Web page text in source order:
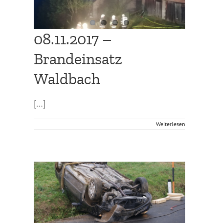
08.11.2017 –
Brandeinsatz
Waldbach
[…]
Weiterlesen